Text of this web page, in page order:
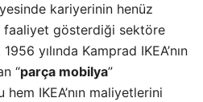
kariyerinin henüz
faaliyet gösterdiği sektöre
yılında Kamprad IKEA’nın
“parça mobilya”
hem IKEA’nın maliyetlerini